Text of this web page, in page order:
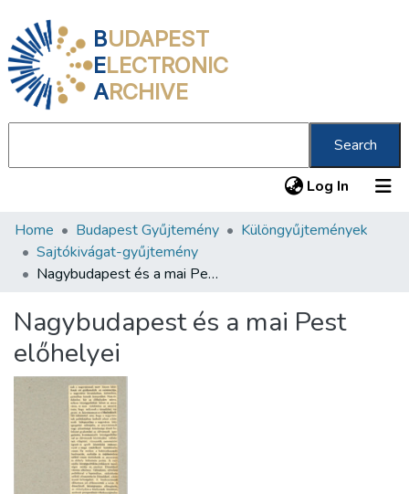
BUDAPEST
ELECTRONIC
ARCHIVE
Search
Log In (current)
Communities & Collections
All of DSpace
About us
Home Budapest Gyűjtemény
Különgyűjtemények
Sajtókivágat-gyűjtemény
Nagybudapest és a mai Pest előhelyei
Nagybudapest és a mai Pest
előhelyei